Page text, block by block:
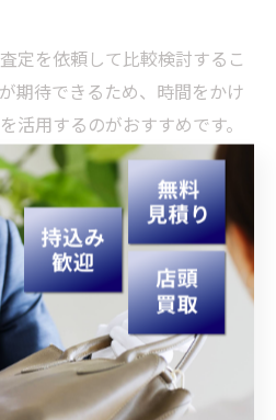
定を依頼して比較検討するこ
期待できるため、時間をかけ
活用するのがおすすめです。
費用の心配もなく安心して利
っと簡単に
活用した生前整理が新常識と
の店舗では、単なる不用品処
る品を現金化しながら整理で
軽減しつつスムーズに整理を